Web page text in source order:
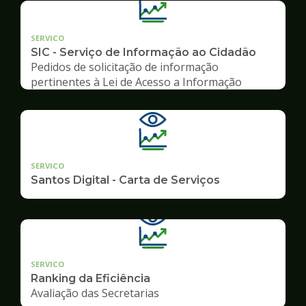
SERVICO
SIC - Serviço de Informação ao Cidadão
Pedidos de solicitação de informação
pertinentes à Lei de Acesso a Informação
SERVICO
Santos Digital - Carta de Serviços
SERVICO
Ranking da Eficiência
Avaliação das Secretarias